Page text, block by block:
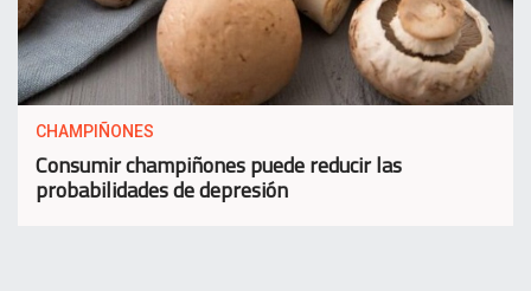
CHAMPIÑONES
Consumir champiñones puede reducir las
probabilidades de depresión